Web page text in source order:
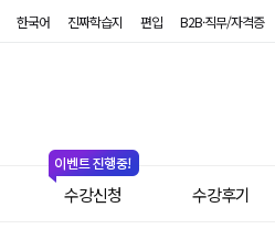
한국어 진짜학습지 편입 B2B·직무/자격증
수강신청 수강후기